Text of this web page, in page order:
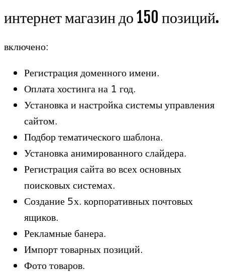
интернет магазин до 150 позиций.
включено:
Регистрация доменного имени.
Оплата хостинга на 1 год.
Установка и настройка системы управления
сайтом.
Подбор тематического шаблона.
Установка анимированного слайдера.
Регистрация сайта во всех основных
поисковых системах.
Создание 5х. корпоративных почтовых
ящиков.
Рекламные банера.
Импорт товарных позиций.
Фото товаров.